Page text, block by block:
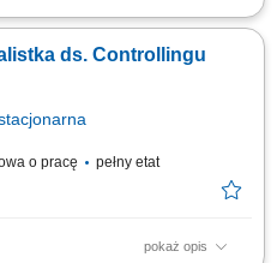
odpowiedzialne za pełny
budżetowanie i kontrolę
jest głosem finansowym w
ds. Controllingu
o pracę pełny etat
pokaż opis